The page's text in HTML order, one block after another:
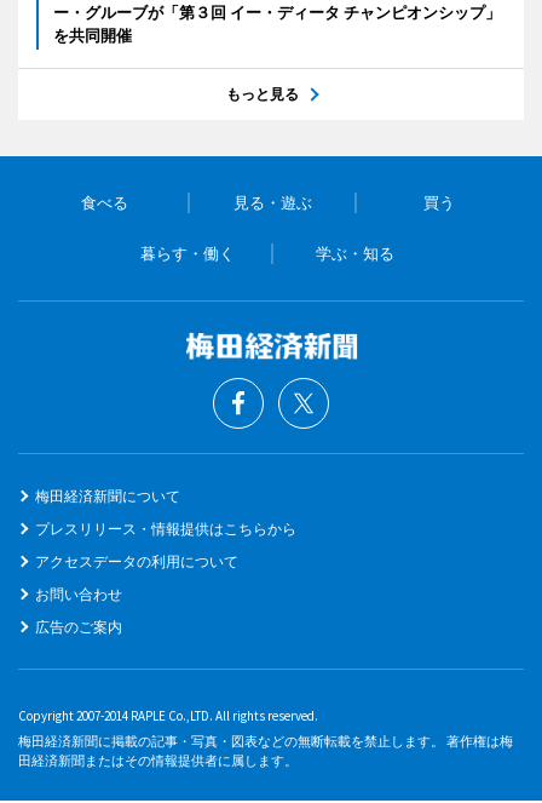
ー・グルーブが「第３回 イー・ディータ チャンピオンシップ」
を共同開催
もっと見る
食べる 見る・遊ぶ 買う
暮らす・働く 学ぶ・知る
梅田経済新聞について
プレスリリース・情報提供はこちらから
アクセスデータの利用について
お問い合わせ
広告のご案内
Copyright 2007-2014 RAPLE Co.,LTD. All rights reserved.
梅田経済新聞に掲載の記事・写真・図表などの無断転載を禁止します。 著作権は梅
田経済新聞またはその情報提供者に属します。